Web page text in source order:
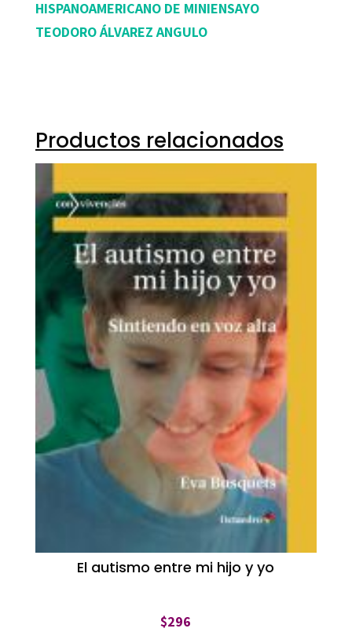
HISPANOAMERICANO DE MINIENSAYO
TEODORO ÁLVAREZ ANGULO
Productos relacionados
El autismo entre mi hijo y yo
$296